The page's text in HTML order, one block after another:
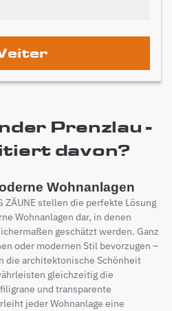
Prenzlau -
davon?
Wohnanlagen
ZÄUNE stellen die perfekte Lösung
Wohnanlagen dar, in denen
geschätzt werden. Ganz
oder modernen Stil bevorzugen –
die architektonische Schönheit
gleichzeitig die
und transparente
jeder Wohnanlage eine